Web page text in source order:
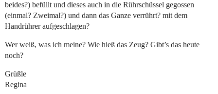
beides?) befüllt und dieses auch in die Rührschüssel gegossen
(einmal? Zweimal?) und dann das Ganze verrührt? mit dem
Handrührer aufgeschlagen?
Wer weiß, was ich meine? Wie hieß das Zeug? Gibt’s das heute
noch?
Grüßle
Regina